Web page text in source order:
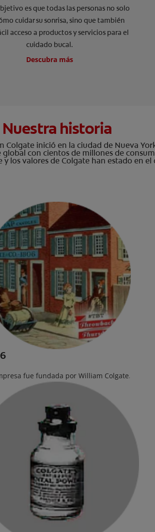
es que todas las personas no solo
cuidar su sonrisa, sino que también
acceso a productos y servicios para el
cuidado bucal.
Descubra más
Nuestra historia
inició en la ciudad de Nueva
con cientos de millones de
y los valores de Colgate han estado en
fue fundada por William Colgate.